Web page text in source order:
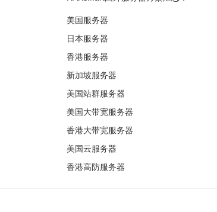
美国服务器
日本服务器
香港服务器
新加坡服务器
美国站群服务器
美国大带宽服务器
香港大带宽服务器
美国云服务器
香港高防服务器